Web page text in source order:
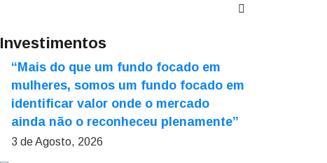
Investimentos
“Mais do que um fundo focado em
mulheres, somos um fundo focado em
identificar valor onde o mercado
ainda não o reconheceu plenamente”
3 de Agosto, 2026